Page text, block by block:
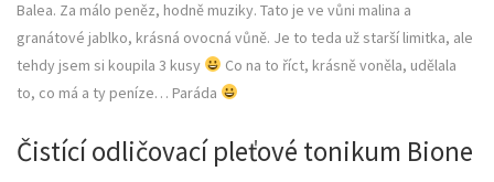
Balea. Za málo peněz, hodně muziky. Tato je ve vůni malina a
granátové jablko, krásná ovocná vůně. Je to teda už starší limitka, ale
tehdy jsem si koupila 3 kusy
Co na to říct, krásně voněla, udělala
to, co má a ty peníze… Paráda
Čistící odličovací pleťové tonikum Bione